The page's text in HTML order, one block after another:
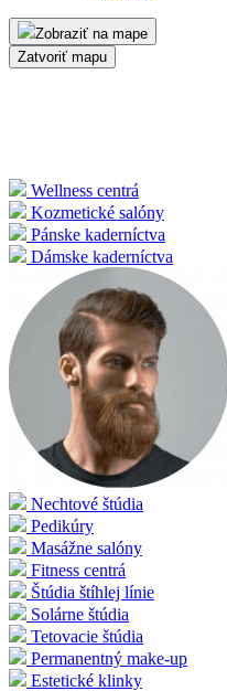
Zobraziť na mape
Zatvoriť mapu
Wellness centrá
Kozmetické salóny
Pánske kaderníctva
Dámske kaderníctva
Nechtové štúdia
Pedikúry
Masážne salóny
Fitness centrá
Štúdia štíhlej línie
Solárne štúdia
Tetovacie štúdia
Permanentný make-up
Estetické klinky